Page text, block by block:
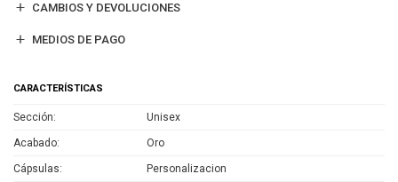
CAMBIOS Y DEVOLUCIONES
MEDIOS DE PAGO
CARACTERÍSTICAS
Sección Unisex
Acabado Oro
Cápsulas Personalizacion